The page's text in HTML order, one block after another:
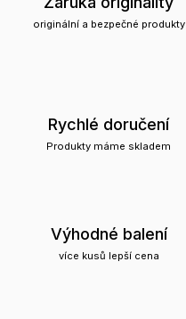
originální a bezpečné produkty
Rychlé doručení
Produkty máme skladem
Výhodné balení
více kusů lepší cena